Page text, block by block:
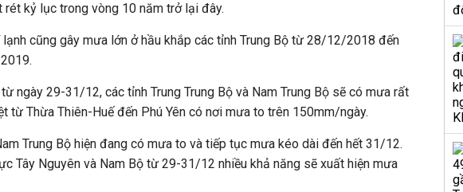
rét kỷ lục trong vòng 10 năm trở lại đây.
lạnh cũng gây mưa lớn ở hầu khắp các tỉnh Trung Bộ từ 28/12/2018 đến
ngày 29-31/12, các tỉnh Trung Trung Bộ và Nam Trung Bộ sẽ có mưa rất
từ Thừa Thiên-Huế đến Phú Yên có nơi mưa to trên 150mm/ngày.
Trung Bộ hiện đang có mưa to và tiếp tục mưa kéo dài đến hết 31/12.
Tây Nguyên và Nam Bộ từ 29-31/12 nhiều khả năng sẽ xuất hiện mưa